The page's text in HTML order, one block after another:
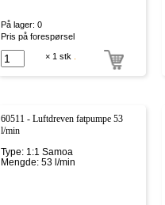
På lager: 0
Pris på forespørsel
× 1 stk
60511 - Luftdreven fatpumpe 53
l/min
Type: 1:1 Samoa
Mengde: 53 l/min